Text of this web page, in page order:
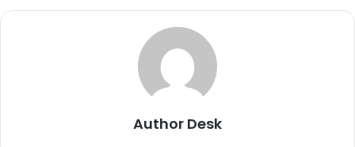
Author Desk